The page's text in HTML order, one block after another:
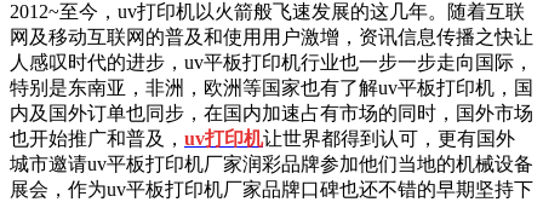
2012~至今，uv打印机以火箭般飞速发展的这几年。随着互联
网及移动互联网的普及和使用用户激增，资讯信息传播之快让
人感叹时代的进步，uv平板打印机行业也一步一步走向国际，
特别是东南亚，非洲，欧洲等国家也有了解uv平板打印机，国
内及国外订单也同步，在国内加速占有市场的同时，国外市场
也开始推广和普及， uv打印机让世界都得到认可，更有国外
城市邀请uv平板打印机厂家润彩品牌参加他们当地的机械设备
展会，作为uv平板打印机厂家品牌口碑也还不错的早期坚持下